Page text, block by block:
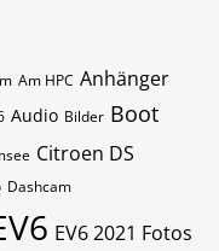
Am HPC Anhänger
Audio Bilder Boot
Citroen DS
Dashcam
EV6 2021 Fotos